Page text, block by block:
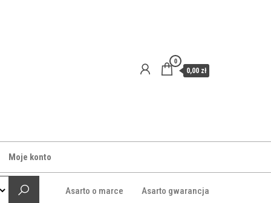
0
0,00 zł
Moje konto
Asarto o marce Asarto gwarancja